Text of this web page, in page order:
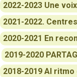
2022-2023 Une
2021-2022.
2020-2021 En
2019-2020
2018-2019 Al ritmo